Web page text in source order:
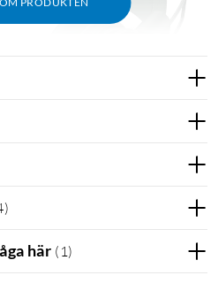
volymen, byta låt eller svara på
)
här ( 1)